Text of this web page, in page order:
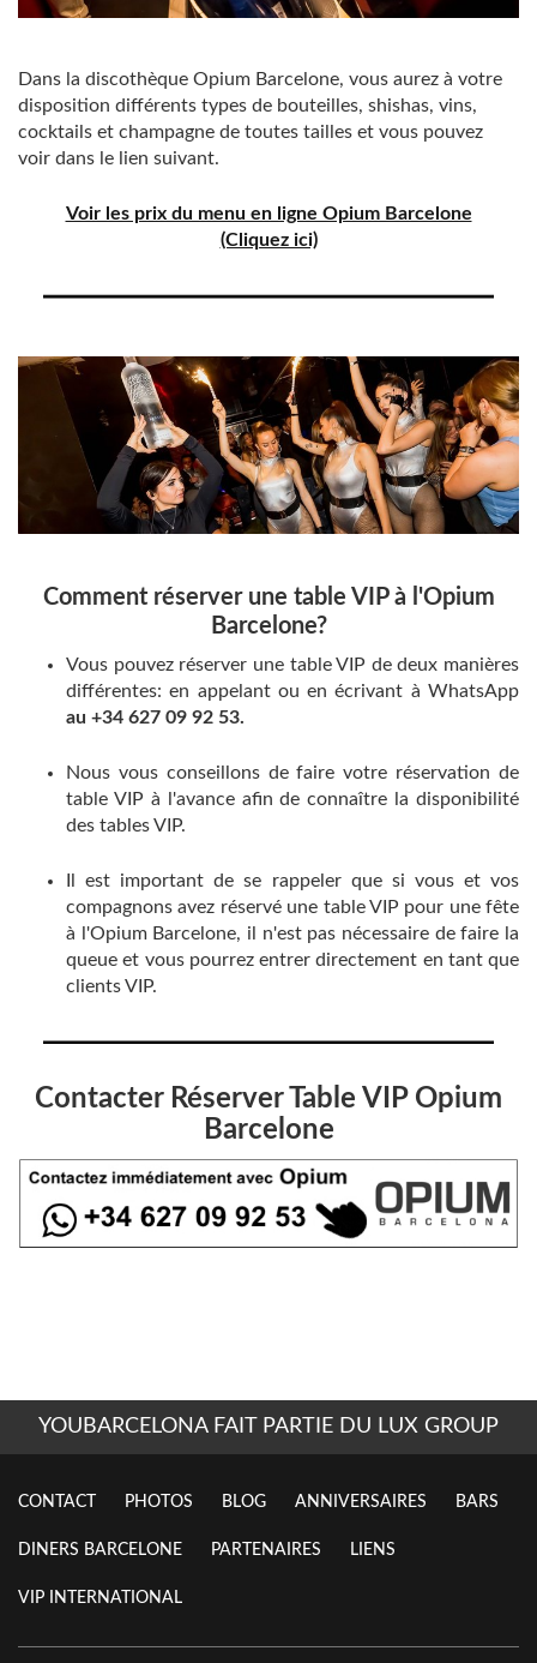
Dans la discothèque Opium Barcelone, vous aurez à votre
disposition différents types de bouteilles, shishas, vins,
cocktails et champagne de toutes tailles et vous pouvez
voir dans le lien suivant.
Voir les prix du menu en ligne Opium Barcelone
(Cliquez ici)
Comment réserver une table VIP à l'Opium
Barcelone?
Vous pouvez réserver une table VIP de deux manières
différentes: en appelant ou en écrivant à WhatsApp
au +34 627 09 92 53.
Nous vous conseillons de faire votre réservation de
table VIP à l'avance afin de connaître la disponibilité
des tables VIP.
Il est important de se rappeler que si vous et vos
compagnons avez réservé une table VIP pour une fête
à l'Opium Barcelone, il n'est pas nécessaire de faire la
queue et vous pourrez entrer directement en tant que
clients VIP.
Contacter Réserver Table VIP Opium
Barcelone
YOUBARCELONA FAIT PARTIE DU LUX GROUP
CONTACT PHOTOS BLOG ANNIVERSAIRES BARS
DINERS BARCELONE PARTENAIRES LIENS
VIP INTERNATIONAL